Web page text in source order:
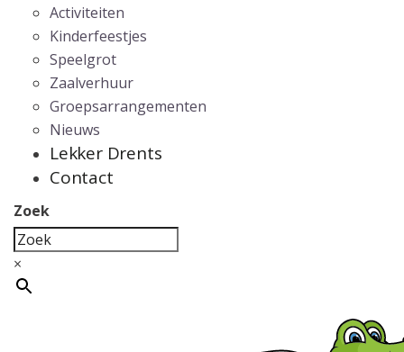
Activiteiten
Kinderfeestjes
Speelgrot
Zaalverhuur
Groepsarrangementen
Nieuws
Lekker Drents
Contact
Zoek
×